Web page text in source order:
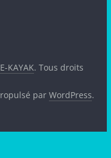
KAYAK. Tous droits
parWordPress.